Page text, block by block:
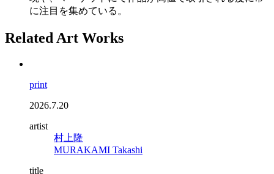
に注目を集めている。
Related Art Works
print
2026.7.20
artist
村上隆
MURAKAMI Takashi
title